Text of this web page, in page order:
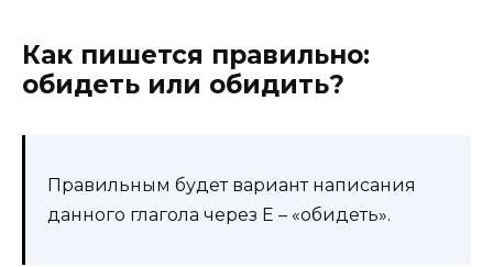
Как пишется правильно:
обидеть или обидить?
Правильным будет вариант написания
данного глагола через Е – «обидеть».